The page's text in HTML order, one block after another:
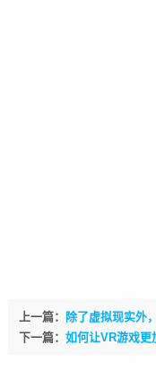
上一篇：
除了虚拟现实外
下一篇： 如何让VR游戏更